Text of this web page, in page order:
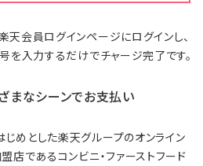
天会員ログインページにログインし、
を入力するだけでチャージ完了です。
まなシーンでお支払い
めとした楽天グループのオンライン
店であるコンビニ・ファーストフード